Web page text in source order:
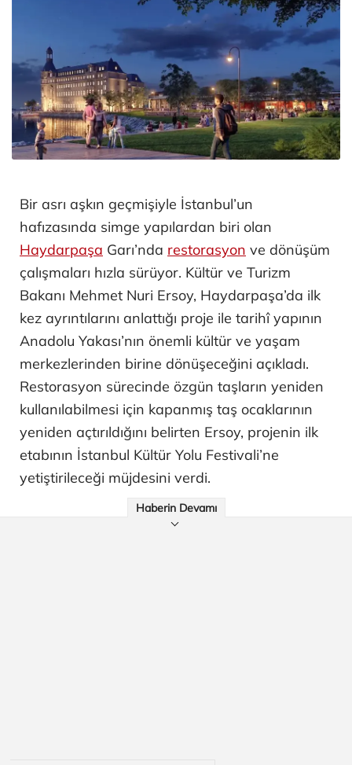
Bir asrı aşkın geçmişiyle İstanbul’un
hafızasında simge yapılardan biri olan
Haydarpaşa Garı’nda restorasyon ve dönüşüm
çalışmaları hızla sürüyor. Kültür ve Turizm
Bakanı Mehmet Nuri Ersoy, Haydarpaşa’da ilk
kez ayrıntılarını anlattığı proje ile tarihî yapının
Anadolu Yakası’nın önemli kültür ve yaşam
merkezlerinden birine dönüşeceğini açıkladı.
Restorasyon sürecinde özgün taşların yeniden
kullanılabilmesi için kapanmış taş ocaklarının
yeniden açtırıldığını belirten Ersoy, projenin ilk
etabının İstanbul Kültür Yolu Festivali’ne
yetiştirileceği müjdesini verdi.
Haberin Devamı